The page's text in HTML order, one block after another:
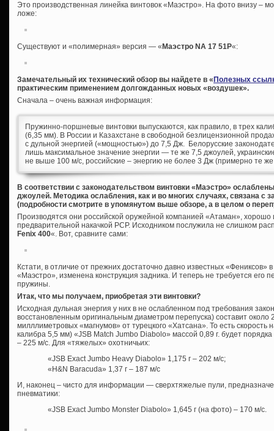
Это производственная линейка винтовок «Маэстро». На фото внизу –
ложе:
Существуют и «полимерная» версия — « Маэстро NA 17 51P«:
Замечательный их технический обзор вы найдете в « Полезных
практическим применением долгожданных новых «воздушек».
Сначала – очень важная информация:
Пружинно-поршневые винтовки выпускаются, как правило, в трех
(6,35 мм). В России и Казахстане в свободной безлицензионной
с дульной энергией («мощностью») до 7,5 Дж. Белорусские
лишь максимальное значение энергии — те же 7,5 джоулей,
не выше 100 м/с, российские – энергию не более 3 Дж (примерно те
В соответствии с законодательством винтовки «Маэстро»
джоулей. Методика ослабления, как и во многих случаях, связана с
(подробности смотрите в упомянутом выше обзоре, а в целом о
Производятся они российской оружейной компанией «Атаман»,
предварительной накачкой PCP. Исходником послужила не слишком
Fenix 400«. Вот, сравните сами:
Кстати, в отличие от прежних достаточно давно известных «Фениксов»
«Маэстро», изменена конструкция задника. И теперь не требуется его
пружины.
Итак, что мы получаем, приобретая эти винтовки?
Исходная дульная энергия у них в не ослабленном под требования
восстановленным оригинальным диаметром перепуска) составит
милллиметровых «магнумов» от турецкого «Хатсана». То есть скорость
калибра 5,5 мм) «JSB Match Jumbo Diabolo» массой 0,89 г. будет
– 225 м/с. Для «тяжелых» охотничьих:
«JSB Exact Jumbo Heavy Diabolo» 1,175 г – 202 м/с;
«H&N Baracuda» 1,37 г – 187 м/с
И, наконец – чисто для информации — сверхтяжелые пули,
пневматики:
«JSB Exact Jumbo Monster Diabolo» 1,645 г (на фото) – 170 м/с.